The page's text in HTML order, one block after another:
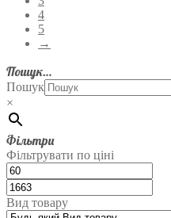
4
5
→
Пошук…
Пошук
×
Фільтри
Фільтрувати по ціні
Вид товару